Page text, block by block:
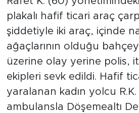
plakalı hafif ticari araç
şiddetiyle iki araç, içinde
ağaçlarının olduğu
üzerine olay yerine polis,
ekipleri sevk edildi. Hafif
yaralanan kadın yolcu R.K.
ambulansla Döşemealtı